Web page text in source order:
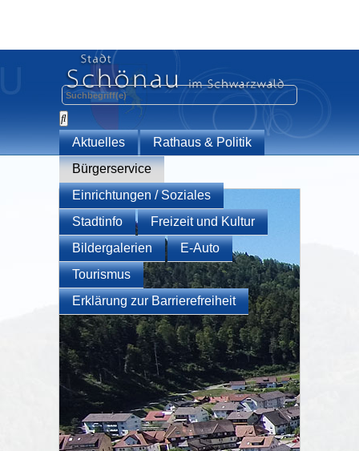
Aktuelles
Rathaus & Politik
Bürgerservice
Einrichtungen / Soziales
Stadtinfo
Freizeit und Kultur
Bildergalerien
E-Auto
Tourismus
Erklärung zur Barrierefreiheit